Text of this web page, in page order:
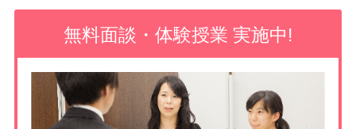
無料面談・体験授業 実施中!